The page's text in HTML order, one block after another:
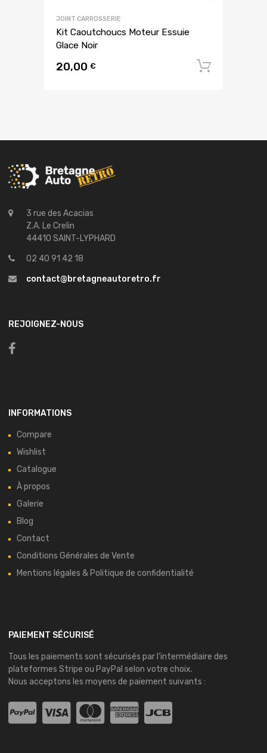
JOINT CARROSSERIE
Kit Caoutchoucs Moteur Essuie
Glace Noir
20,00 €
3 rue des Acacias
Z.A. Le Crelin
44410 SAINT-LYPHARD
02 40 91 42 18
contact@bretagneautoretro.fr
REJOIGNEZ-NOUS
INFORMATIONS
Compare
Wishlist
Catalogue
À propos
Galerie
Blog
Contact
Conditions Générales de Vente
Mentions légales & Politique de confidentialité
PAIEMENT SÉCURISÉ
Tous les paiements sont sécurisés par l’intermédiaire des
plateformes Stripe ou PayPal selon votre choix.
Nous acceptons les moyens de paiement suivants :